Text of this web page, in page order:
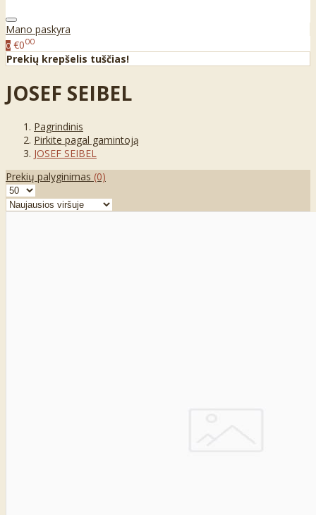
Mano paskyra
0 €000
Prekių krepšelis tuščias!
JOSEF SEIBEL
Pagrindinis
Pirkite pagal gamintoją
JOSEF SEIBEL
Prekių palyginimas (0)